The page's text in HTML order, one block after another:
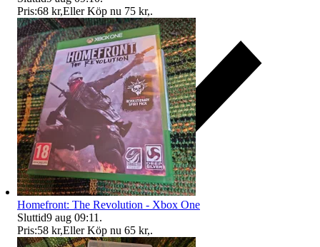
Pris:68 kr,Eller Köp nu 75 kr,.
Homefront: The Revolution - Xbox One
Sluttid9 aug 09:11 .
Pris:58 kr,Eller Köp nu 65 kr,.